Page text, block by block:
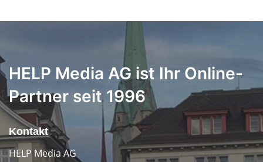
HELP Media AG ist Ihr Online-
Partner seit 1996
Kontakt
HELP Media AG